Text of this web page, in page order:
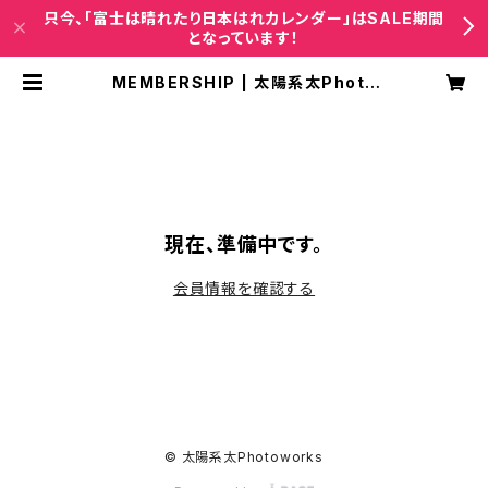
只今、「富士は晴れたり日本はれカレンダー」はSALE期間
となっています！
MEMBERSHIP | 太陽系太Photo
現在、準備中です。
会員情報を確認する
© 太陽系太Photoworks